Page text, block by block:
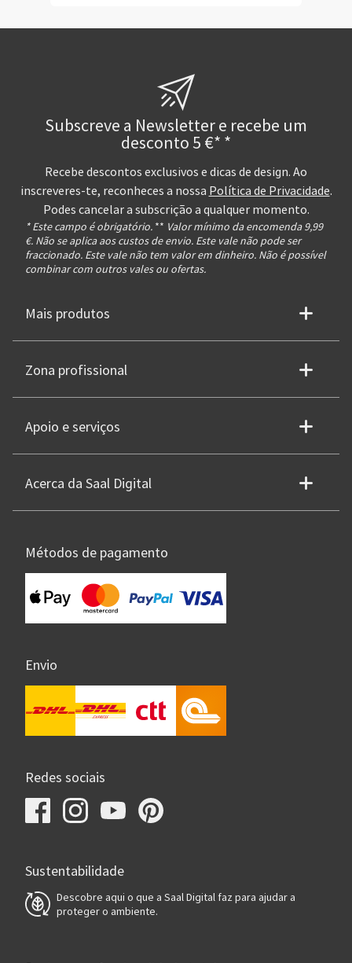
Subscreve a Newsletter e recebe um
desconto 5 €* *
Recebe descontos exclusivos e dicas de design. Ao
inscreveres-te, reconheces a nossa Política de Privacidade.
Podes cancelar a subscrição a qualquer momento.
* Este campo é obrigatório. ** Valor mínimo da encomenda 9,99
€. Não se aplica aos custos de envio. Este vale não pode ser
fraccionado. Este vale não tem valor em dinheiro. Não é possível
combinar com outros vales ou ofertas.
Mais produtos
Zona profissional
Apoio e serviços
Acerca da Saal Digital
Métodos de pagamento
Envio
Redes sociais
Sustentabilidade
Descobre aqui o que a Saal Digital faz para ajudar a
proteger o ambiente.